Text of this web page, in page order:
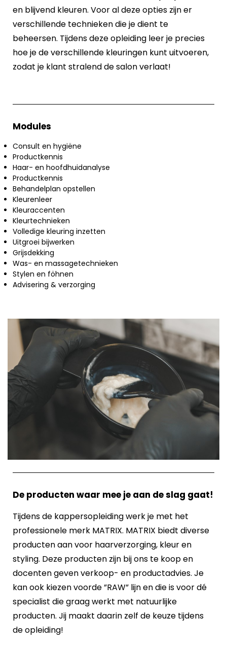
en blijvend kleuren. Voor al deze opties zijn er
verschillende technieken die je dient te
beheersen. Tijdens deze opleiding leer je precies
hoe je de verschillende kleuringen kunt uitvoeren,
zodat je klant stralend de salon verlaat!
Modules
Consult en hygiëne
Productkennis
Haar- en hoofdhuidanalyse
Productkennis
Behandelplan opstellen
Kleurenleer
Kleuraccenten
Kleurtechnieken
Volledige kleuring inzetten
Uitgroei bijwerken
Grijsdekking
Was- en massagetechnieken
Stylen en föhnen
Advisering & verzorging
De producten waar mee je aan de slag gaat!
Tijdens de kappersopleiding werk je met het
professionele merk MATRIX. MATRIX biedt diverse
producten aan voor haarverzorging, kleur en
styling. Deze producten zijn bij ons te koop en
docenten geven verkoop- en productadvies. Je
kan ook kiezen voorde ”RAW” lijn en die is voor dé
specialist die graag werkt met natuurlijke
producten. Jij maakt daarin zelf de keuze tijdens
de opleiding!